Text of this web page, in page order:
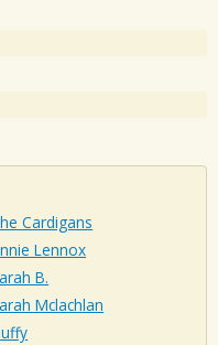
Cardigans
Lennox
B.
Mclachlan